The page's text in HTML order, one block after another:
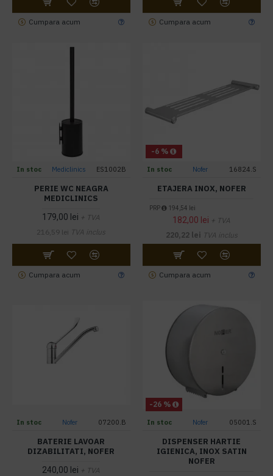
Cumpara acum Cumpara acum
In stoc Mediclinics ES1002B
PERIE WC NEAGRA
MEDICLINICS
179,00 lei + TVA
216,59 lei TVA inclus
Cumpara acum
-6 %
In stoc Nofer 16824.S
ETAJERA INOX, NOFER
PRP 194,54 lei
182,00 lei + TVA
220,22 lei TVA inclus
Cumpara acum
In stoc Nofer 07200.B
BATERIE LAVOAR
DIZABILITATI, NOFER
240,00 lei + TVA
-26 %
In stoc Nofer 05001.S
DISPENSER HARTIE
IGIENICA, INOX SATIN
NOFER